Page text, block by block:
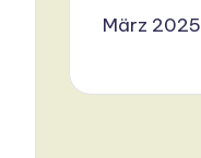
März 2025